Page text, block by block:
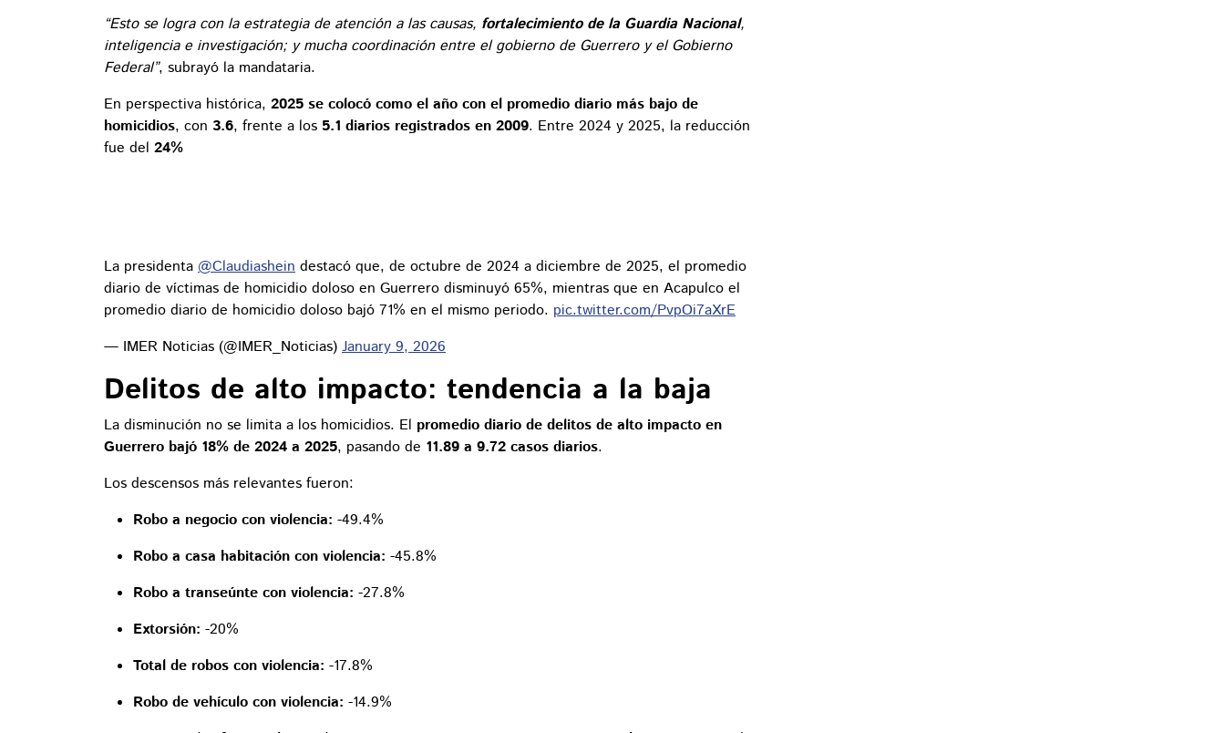
“Esto se logra con la estrategia de atención a las causas, fortalecimiento de la Guardia Nacional,
inteligencia e investigación; y mucha coordinación entre el gobierno de Guerrero y el Gobierno
Federal”, subrayó la mandataria.
En perspectiva histórica, 2025 se colocó como el año con el promedio diario más bajo de
homicidios, con 3.6, frente a los 5.1 diarios registrados en 2009. Entre 2024 y 2025, la reducción
fue del 24%
La presidenta @Claudiashein destacó que, de octubre de 2024 a diciembre de 2025, el promedio
diario de víctimas de homicidio doloso en Guerrero disminuyó 65%, mientras que en Acapulco el
promedio diario de homicidio doloso bajó 71% en el mismo periodo. pic.twitter.com/PvpOi7aXrE
— IMER Noticias (@IMER_Noticias) January 9, 2026
Delitos de alto impacto: tendencia a la baja
La disminución no se limita a los homicidios. El promedio diario de delitos de alto impacto en
Guerrero bajó 18% de 2024 a 2025, pasando de 11.89 a 9.72 casos diarios.
Los descensos más relevantes fueron:
Robo a negocio con violencia: -49.4%
Robo a casa habitación con violencia: -45.8%
Robo a transeúnte con violencia: -27.8%
Extorsión: -20%
Total de robos con violencia: -17.8%
Robo de vehículo con violencia: -14.9%